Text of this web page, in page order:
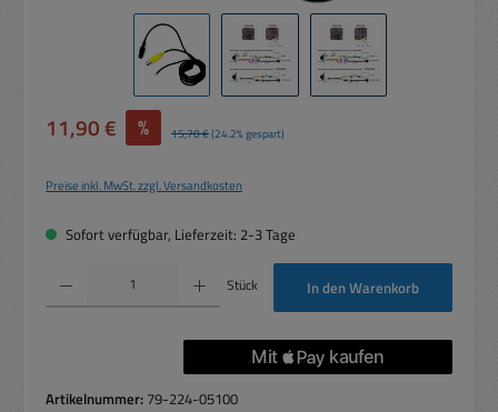
Verkaufspreis:
11,90 € % Regulärer Preis:
15,70 €(24.2% gespart)
Preise inkl. MwSt. zzgl. Versandkosten
Sofort verfügbar, Lieferzeit: 2-3 Tage
Produkt Anzahl: Gib den gewünschten Wert ein oder benutze die Schaltflächen um
Stück In den Warenkorb
Artikelnummer: 79-224-05100